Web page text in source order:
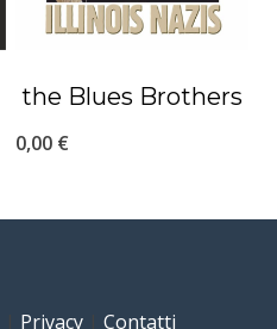
the Blues Brothers
0,00 €
Privacy Contatti